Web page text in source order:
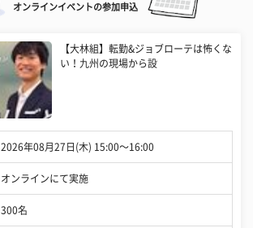
オンラインイベントの参加申込
【大林組】転勤&ジョブローテは怖くな
い！九州の現場から設
2026年08月27日(木) 15:00〜16:00
オンラインにて実施
300名